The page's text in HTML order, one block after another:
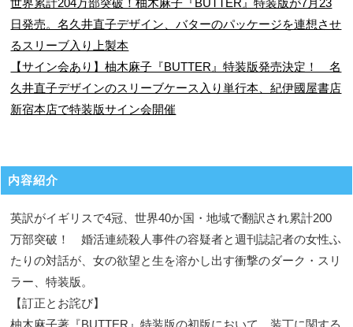
世界累計204万部突破！柚木麻子『BUTTER』特装版が7月23
日発売。名久井直子デザイン、バターのパッケージを連想させ
るスリーブ入り上製本
【サイン会あり】柚木麻子『BUTTER』特装版発売決定！ 名
久井直子デザインのスリーブケース入り単行本、紀伊國屋書店
新宿本店で特装版サイン会開催
内容紹介
英訳がイギリスで4冠、世界40か国・地域で翻訳され累計200
万部突破！ 婚活連続殺人事件の容疑者と週刊誌記者の女性ふ
たりの対話が、女の欲望と生を溶かし出す衝撃のダーク・スリ
ラー、特装版。
【訂正とお詫び】